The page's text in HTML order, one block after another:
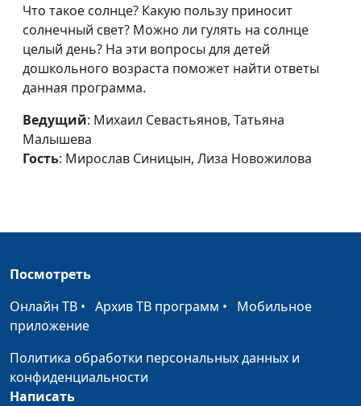
Что такое солнце? Какую пользу приносит
солнечный свет? Можно ли гулять на солнце
целый день? На эти вопросы для детей
дошкольного возраста поможет найти ответы
данная программа.
Ведущий: Михаил Севастьянов, Татьяна
Малышева
Гость: Мирослав Синицын, Лиза Новожилова
Посмотреть
Онлайн ТВ • Архив ТВ программ • Мобильное
приложение
Политика обработки персональных данных и
конфиденциальности
Написать